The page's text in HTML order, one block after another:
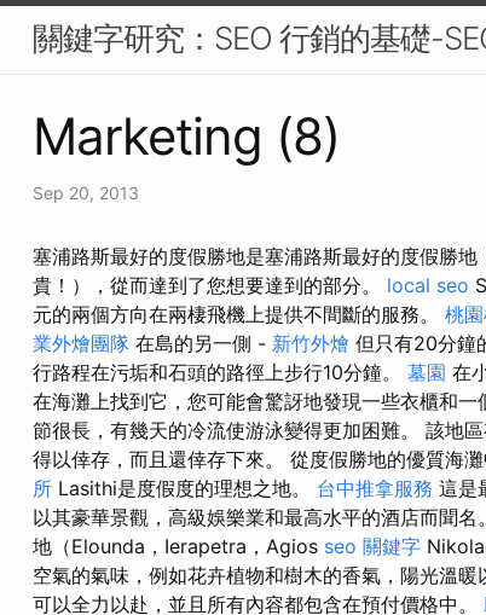
關鍵字研究：SEO 行銷的基礎-
Marketing (8)
Sep 20, 2013
塞浦路斯最好的度假勝地是塞浦路斯最好的度假勝
貴！），從而達到了您想要達到的部分。 local seo
元的兩個方向在兩棲飛機上提供不間斷的服務。 桃
業外燴團隊 在島的另一側 - 新竹外燴 但只有20分鐘
行路程在污垢和石頭的路徑上步行10分鐘。 墓園 在
在海灘上找到它，您可能會驚訝地發現一些衣櫃和
節很長，有幾天的冷流使游泳變得更加困難。 該地
得以倖存，而且還倖存下來。 從度假勝地的優質海
所 Lasithi是度假度的理想之地。 台中推拿服務 這是
以其豪華景觀，高級娛樂業和最高水平的酒店而聞名
地（Elounda，Ierapetra，Agios seo 關鍵字
空氣的氣味，例如花卉植物和樹木的香氣，陽光溫
可以全力以赴，並且所有內容都包含在預付價格中。